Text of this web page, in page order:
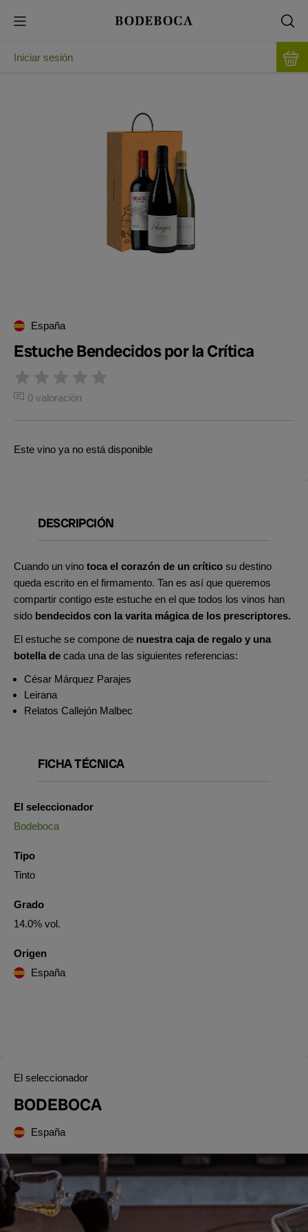
Iniciar sesión
España
Estuche Bendecidos por la Crítica
0 valoración
Este vino ya no está disponible
DESCRIPCIÓN
Cuando un vino toca el corazón de un crítico su destino
queda escrito en el firmamento. Tan es así que queremos
compartir contigo este estuche en el que todos los vinos han
sido bendecidos con la varita mágica de los prescriptores.
El estuche se compone de nuestra caja de regalo y una
botella de cada una de las siguientes referencias:
César Márquez Parajes
Leirana
Relatos Callejón Malbec
FICHA TÉCNICA
El seleccionador
Bodeboca
Tipo
Tinto
Grado
14.0% vol.
Origen
España
El seleccionador
BODEBOCA
España